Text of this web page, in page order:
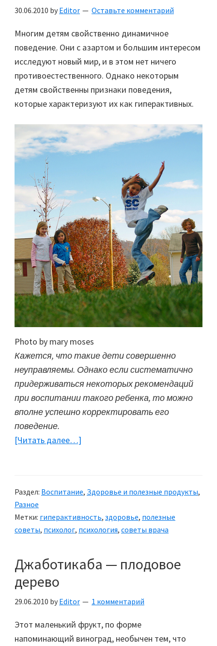
30.06.2010 by Editor Оставьте комментарий
Многим детям свойственно динамичное
поведение. Они с азартом и большим интересом
исследуют новый мир, и в этом нет ничего
противоестественного. Однако некоторым
детям свойственны признаки поведения,
которые характеризуют их как гиперактивных.
Photo by mary moses
Кажется, что такие дети совершенно
неуправляемы. Однако если систематично
придерживаться некоторых рекомендаций
при воспитании такого ребенка, то можно
вполне успешно корректировать его
поведение.
[Читать далее…]
поведение
Раздел: Воспитание, Здоровье и полезные продукты,
Разное
Метки: гиперактивность, здоровье, полезные
советы, психолог, психология, советы врача
Джаботикаба — плодовое
дерево
29.06.2010 by Editor 1 комментарий
Этот маленький фрукт, по форме
напоминающий виноград, необычен тем, что